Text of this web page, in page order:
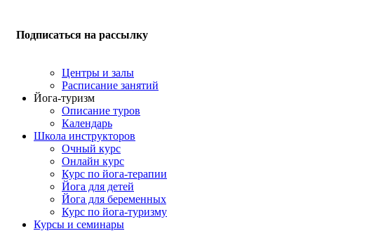
Подписаться на рассылку
Центры и залы
Расписание занятий
Йога-туризм
Описание туров
Календарь
Школа инструкторов
Очный курс
Онлайн курс
Курс по йога-терапии
Йога для детей
Йога для беременных
Курс по йога-туризму
Курсы и семинары